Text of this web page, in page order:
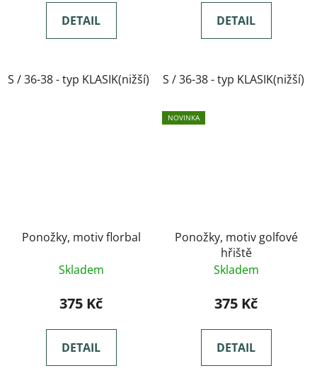
DETAIL
S / 36-38 - typ KLASIK(nižší) M / 39-41- typ KLASIK(nižší)
DETAIL
S / 36-38 - typ KLASIK(nižší)
Ponožky, motiv florbal
Skladem
375 Kč
DETAIL
NOVINKA
Ponožky, motiv golfové
hřiště
Skladem
375 Kč
DETAIL